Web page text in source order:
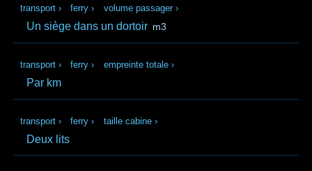
transport › ferry › volume passager ›
Un siège dans un dortoir m3
transport › ferry › empreinte totale ›
Par km
transport › ferry › taille cabine ›
Deux lits